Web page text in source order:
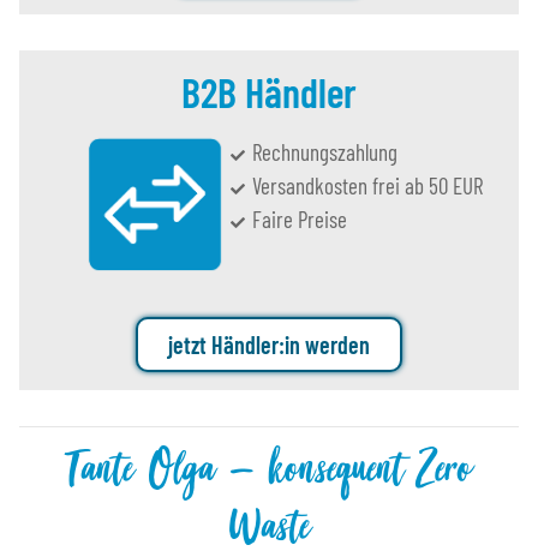
B2B Händler
Rechnungszahlung
Versandkosten frei ab 50 EUR
Faire Preise
jetzt Händler:in werden
Tante Olga – konsequent Zero
Waste